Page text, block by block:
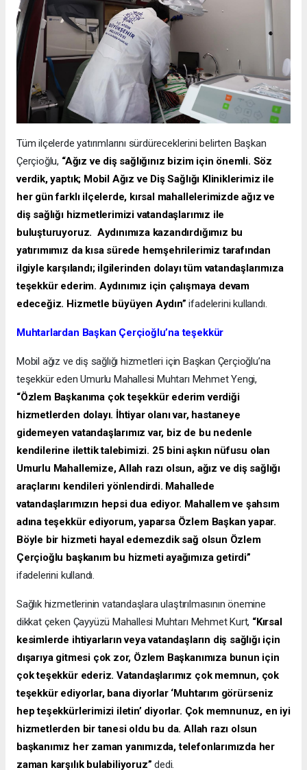
Tüm ilçelerde yatırımlarını sürdüreceklerini belirten Başkan
Çerçioğlu, “Ağız ve diş sağlığınız bizim için önemli. Söz
verdik, yaptık; Mobil Ağız ve Diş Sağlığı Kliniklerimiz ile
her gün farklı ilçelerde, kırsal mahallelerimizde ağız ve
diş sağlığı hizmetlerimizi vatandaşlarımız ile
buluşturuyoruz. Aydınımıza kazandırdığımız bu
yatırımımız da kısa sürede hemşehrilerimiz tarafından
ilgiyle karşılandı; ilgilerinden dolayı tüm vatandaşlarımıza
teşekkür ederim. Aydınımız için çalışmaya devam
edeceğiz. Hizmetle büyüyen Aydın” ifadelerini kullandı.
Muhtarlardan Başkan Çerçioğlu’na teşekkür
Mobil ağız ve diş sağlığı hizmetleri için Başkan Çerçioğlu’na
teşekkür eden Umurlu Mahallesi Muhtarı Mehmet Yengi,
“Özlem Başkanıma çok teşekkür ederim verdiği
hizmetlerden dolayı. İhtiyar olanı var, hastaneye
gidemeyen vatandaşlarımız var, biz de bu nedenle
kendilerine ilettik talebimizi. 25 bini aşkın nüfusu olan
Umurlu Mahallemize, Allah razı olsun, ağız ve diş sağlığı
araçlarını kendileri yönlendirdi. Mahallede
vatandaşlarımızın hepsi dua ediyor. Mahallem ve şahsım
adına teşekkür ediyorum, yaparsa Özlem Başkan yapar.
Böyle bir hizmeti hayal edemezdik sağ olsun Özlem
Çerçioğlu başkanım bu hizmeti ayağımıza getirdi”
ifadelerini kullandı.
Sağlık hizmetlerinin vatandaşlara ulaştırılmasının önemine
dikkat çeken Çayyüzü Mahallesi Muhtarı Mehmet Kurt, “Kırsal
kesimlerde ihtiyarların veya vatandaşların diş sağlığı için
dışarıya gitmesi çok zor, Özlem Başkanımıza bunun için
çok teşekkür ederiz. Vatandaşlarımız çok memnun, çok
teşekkür ediyorlar, bana diyorlar ‘Muhtarım görürseniz
hep teşekkürlerimizi iletin’ diyorlar. Çok memnunuz, en iyi
hizmetlerden bir tanesi oldu bu da. Allah razı olsun
başkanımız her zaman yanımızda, telefonlarımızda her
zaman karşılık bulabiliyoruz” dedi.